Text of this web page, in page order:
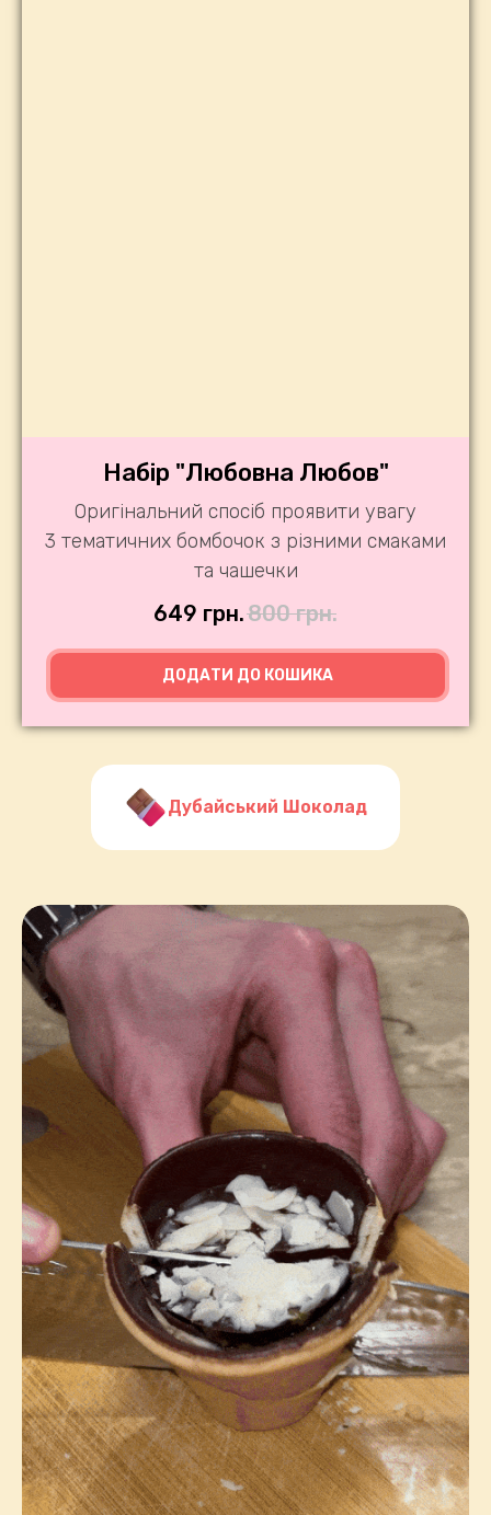
Набір "Любовна Любов"
Оригінальний спосіб проявити увагу
3 тематичних бомбочок з різними смаками
та чашечки
649 грн.800 грн.
ДОДАТИ ДО КОШИКА
Дубайський Шоколад